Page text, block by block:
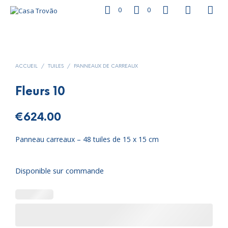
0 0
ACCUEIL / TUILES / PANNEAUX DE CARREAUX
Fleurs 10
€624.00
Panneau carreaux – 48 tuiles de 15 x 15 cm
Disponible sur commande